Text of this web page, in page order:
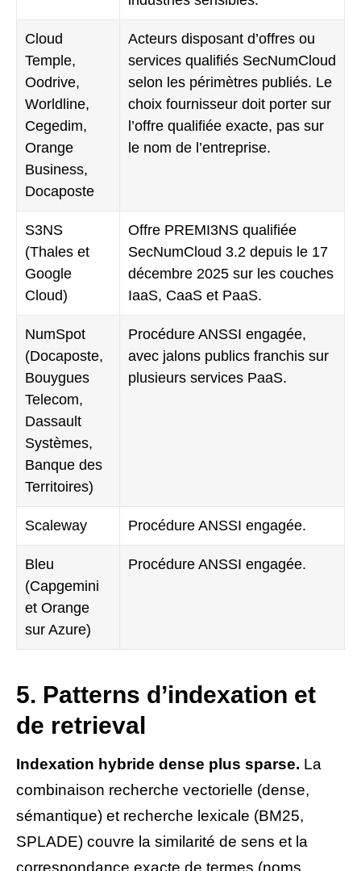
Cloud
Temple,
Oodrive,
Worldline,
Cegedim,
Orange
Business,
Docaposte
Acteurs disposant d’offres ou
services qualifiés SecNumCloud
selon les périmètres publiés. Le
choix fournisseur doit porter sur
l’offre qualifiée exacte, pas sur
le nom de l’entreprise.
S3NS
(Thales et
Google
Cloud)
Offre PREMI3NS qualifiée
SecNumCloud 3.2 depuis le 17
décembre 2025 sur les couches
IaaS, CaaS et PaaS.
NumSpot
(Docaposte,
Bouygues
Telecom,
Dassault
Systèmes,
Banque des
Territoires)
Procédure ANSSI engagée,
avec jalons publics franchis sur
plusieurs services PaaS.
Scaleway Procédure ANSSI engagée.
Bleu
(Capgemini
et Orange
sur Azure)
Procédure ANSSI engagée.
5. Patterns d’indexation et
de retrieval
Indexation hybride dense plus sparse. La
combinaison recherche vectorielle (dense,
sémantique) et recherche lexicale (BM25,
SPLADE) couvre la similarité de sens et la
correspondance exacte de termes (noms